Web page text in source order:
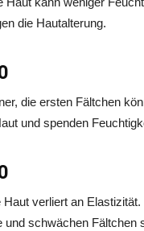
die Hautalterung.
die ersten Fältchen
und spenden
verliert an
schwächen Fältchen